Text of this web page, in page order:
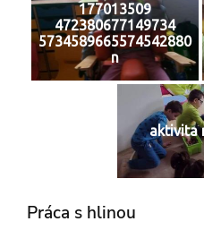
177013509
472380677149734
5734589665574542880
n
aktivita
Práca s hlinou